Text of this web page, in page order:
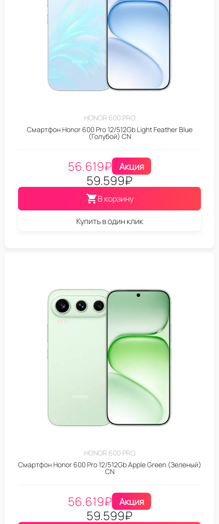
HONOR 600 PRO
Смартфон Honor 600 Pro 12/512Gb Light Feather Blue
(Голубой) CN
56.619₽ Акция
59.599₽
В корзину
Купить в один клик
HONOR 600 PRO
Смартфон Honor 600 Pro 12/512Gb Apple Green (Зеленый)
CN
56.619₽ Акция
59.599₽